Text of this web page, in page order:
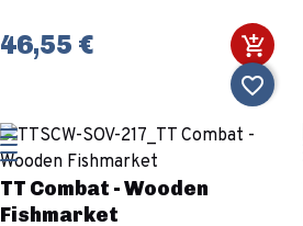
46,55 €
favorite_border
TT Combat - Wooden
Fishmarket